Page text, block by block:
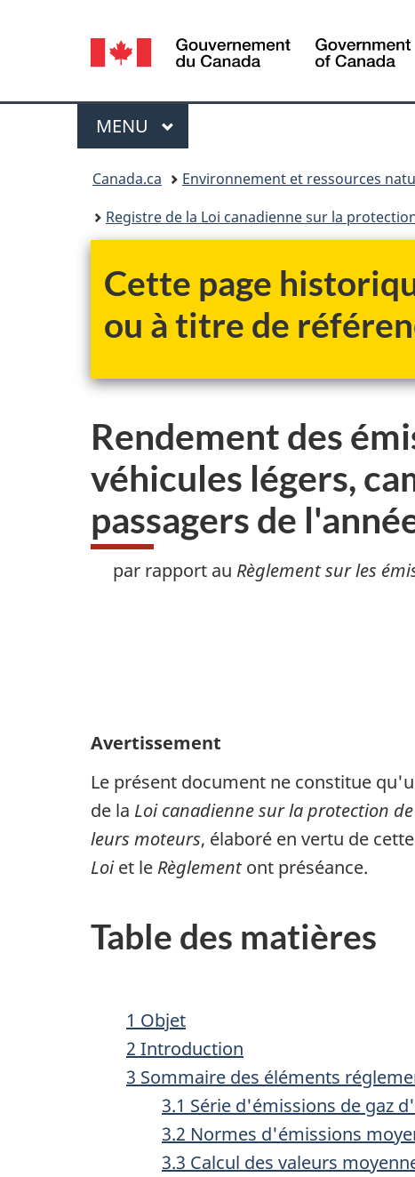
Sélection
de
la
langue
Menu
MENU PRINCIPAL
Canada.ca Environnement et ressources
Registre de la Loi canadienne sur la
Cette page
ou à titre de
Rendement des
véhicules légers,
passagers de
par rapport au Règlement sur les
Avertissement
Le présent document ne constitue
de la Loi canadienne sur la protection
leurs moteurs, élaboré en vertu de cette
Loiet le Règlementont préséance.
Table des matières
1 Objet
2 Introduction
3 Sommaire des éléments
3.1 Série d'émissions de gaz
3.2 Normes d'émissions
3.3 Calcul des valeurs